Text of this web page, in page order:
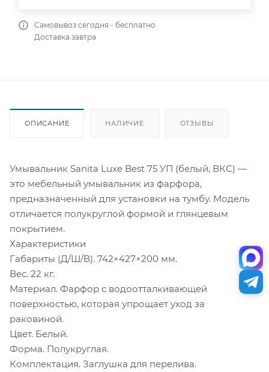
Самовывоз сегодня - бесплатно
Доставка завтра
ОПИСАНИЕ НАЛИЧИЕ ОТЗЫВЫ
Умывальник Sanita Luxe Best 75 УП (белый, ВКС) —
это мебельный умывальник из фарфора,
предназначенный для установки на тумбу. Модель
отличается полукруглой формой и глянцевым
покрытием.
Характеристики
Габариты (Д/Ш/В). 742×427×200 мм.
Вес. 22 кг.
Материал. Фарфор с водоотталкивающей
поверхностью, которая упрощает уход за
раковиной.
Цвет. Белый.
Форма. Полукруглая.
Комплектация. Заглушка для перелива.